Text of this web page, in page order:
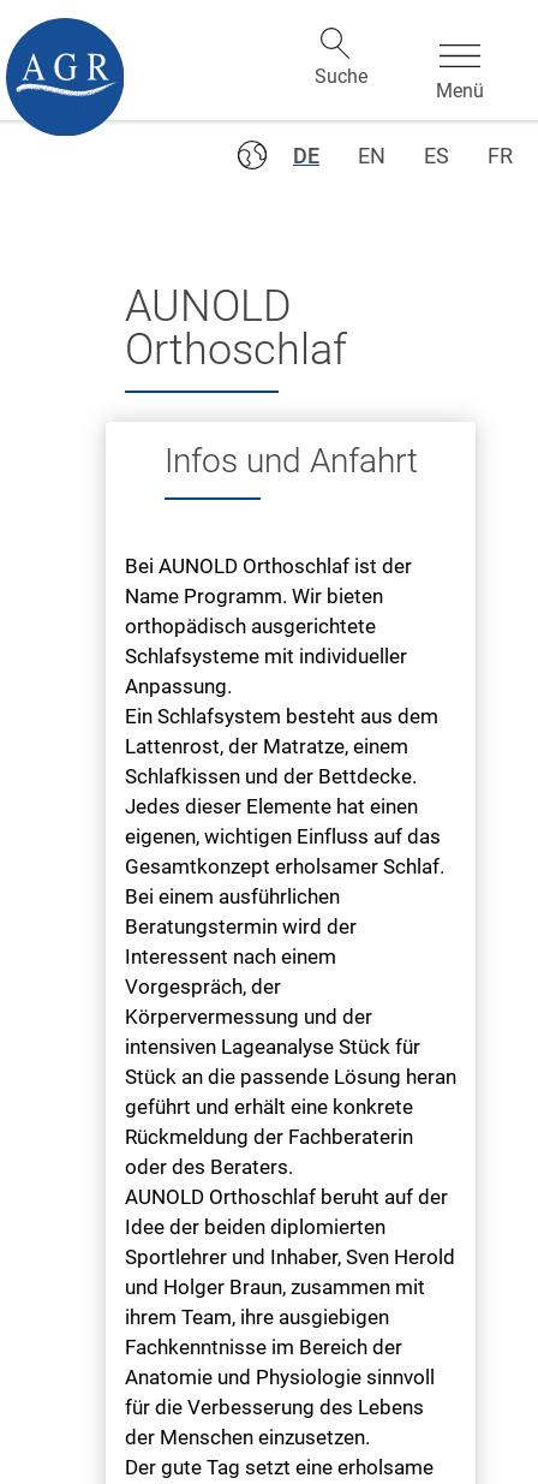
DE EN ES FR
AUNOLD
Orthoschlaf
Infos und Anfahrt
Bei AUNOLD Orthoschlaf ist der
Name Programm. Wir bieten
orthopädisch ausgerichtete
Schlafsysteme mit individueller
Anpassung.
Ein Schlafsystem besteht aus dem
Lattenrost, der Matratze, einem
Schlafkissen und der Bettdecke.
Jedes dieser Elemente hat einen
eigenen, wichtigen Einfluss auf das
Gesamtkonzept erholsamer Schlaf.
Bei einem ausführlichen
Beratungstermin wird der
Interessent nach einem
Vorgespräch, der
Körpervermessung und der
intensiven Lageanalyse Stück für
Stück an die passende Lösung heran
geführt und erhält eine konkrete
Rückmeldung der Fachberaterin
oder des Beraters.
AUNOLD Orthoschlaf beruht auf der
Idee der beiden diplomierten
Sportlehrer und Inhaber, Sven Herold
und Holger Braun, zusammen mit
ihrem Team, ihre ausgiebigen
Fachkenntnisse im Bereich der
Anatomie und Physiologie sinnvoll
für die Verbesserung des Lebens
der Menschen einzusetzen.
Der gute Tag setzt eine erholsame